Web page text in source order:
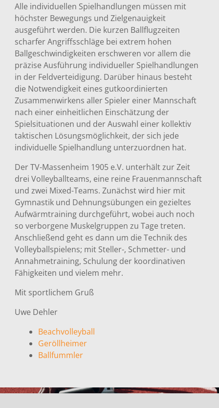
Alle individuellen Spielhandlungen müssen mit
höchster Bewegungs und Zielgenauigkeit
ausgeführt werden. Die kurzen Ballflugzeiten
scharfer Angriffsschläge bei extrem hohen
Ballgeschwindigkeiten erschweren vor allem die
präzise Ausführung individueller Spielhandlungen
in der Feldverteidigung. Darüber hinaus besteht
die Notwendigkeit eines gutkoordinierten
Zusammenwirkens aller Spieler einer Mannschaft
nach einer einheitlichen Einschätzung der
Spielsituationen und der Auswahl einer kollektiv
taktischen Lösungsmöglichkeit, der sich jede
individuelle Spielhandlung unterzuordnen hat.
Der TV-Massenheim 1905 e.V. unterhält zur Zeit
drei Volleyballteams, eine reine Frauenmannschaft
und zwei Mixed-Teams. Zunächst wird hier mit
Gymnastik und Dehnungsübungen ein gezieltes
Aufwärmtraining durchgeführt, wobei auch noch
so verborgene Muskelgruppen zu Tage treten.
Anschließend geht es dann um die Technik des
Volleyballspielens; mit Steller-, Schmetter- und
Annahmetraining, Schulung der koordinativen
Fähigkeiten und vielem mehr.
Mit sportlichem Gruß
Uwe Dehler
Beachvolleyball
Geröllheimer
Ballfummler